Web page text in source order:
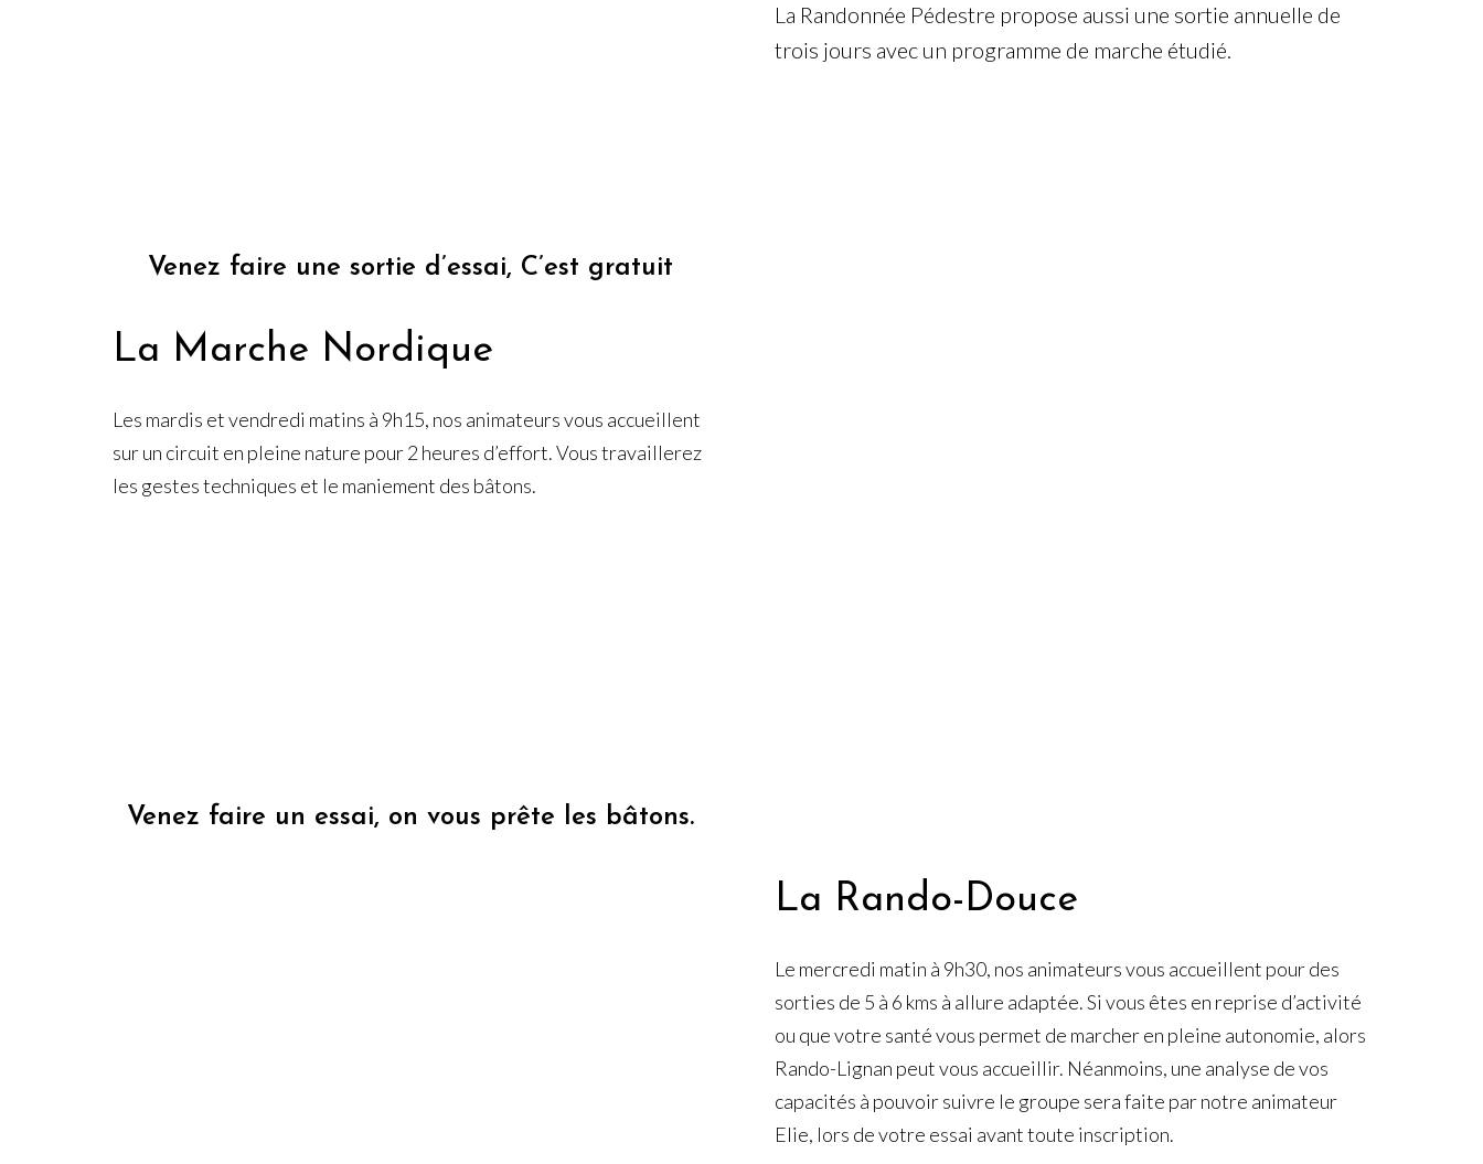
La Randonnée Pédestre propose aussi une sortie annuelle de
trois jours avec un programme de marche étudié.
Venez faire une sortie d’essai, C’est gratuit
La Marche Nordique
Les mardis et vendredi matins à 9h15, nos animateurs vous accueillent
sur un circuit en pleine nature pour 2 heures d’effort. Vous travaillerez
les gestes techniques et le maniement des bâtons.
Venez faire un essai, on vous prête les bâtons.
La Rando-Douce
Le mercredi matin à 9h30, nos animateurs vous accueillent pour des
sorties de 5 à 6 kms à allure adaptée. Si vous êtes en reprise d’activité
ou que votre santé vous permet de marcher en pleine autonomie, alors
Rando-Lignan peut vous accueillir. Néanmoins, une analyse de vos
capacités à pouvoir suivre le groupe sera faite par notre animateur
Elie, lors de votre essai avant toute inscription.